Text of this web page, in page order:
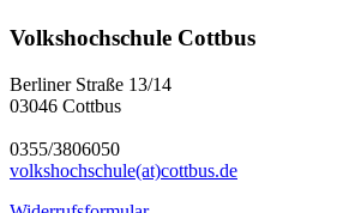
Volkshochschule Cottbus
Berliner Straße 13/14
03046 Cottbus
0355/3806050
volkshochschule(at)cottbus.de